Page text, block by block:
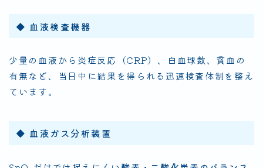
◆ 血液検査機器
少量の血液から炎症反応（CRP）、白血球数、貧血の
有無など、当日中に結果を得られる迅速検査体制を整え
ています。
◆ 血液ガス分析装置